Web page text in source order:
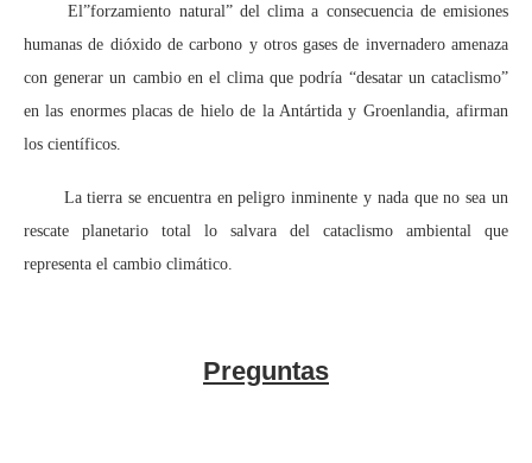
El”forzamiento natural” del clima a consecuencia de emisiones
humanas de dióxido de carbono y otros gases de invernadero amenaza
con generar un cambio en el clima que podría “desatar un cataclismo”
en las enormes placas de hielo de la Antártida y Groenlandia, afirman
los científicos.
La tierra se encuentra en peligro inminente y nada que no sea un
rescate planetario total lo salvara del cataclismo ambiental que
representa el cambio climático.
Preguntas